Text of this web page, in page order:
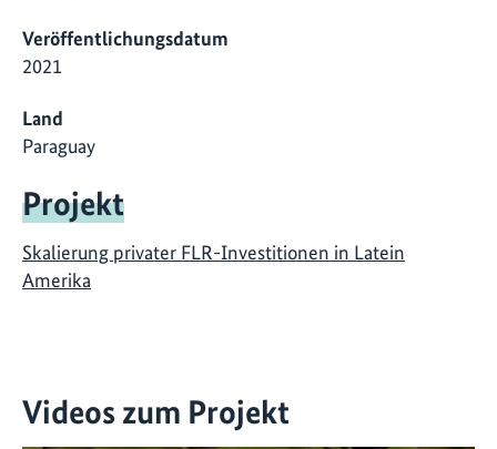
Veröffentlichungsdatum
2021
Land
Paraguay
Projekt
Skalierung privater FLR-Investitionen in Latein
Amerika
Videos zum Projekt